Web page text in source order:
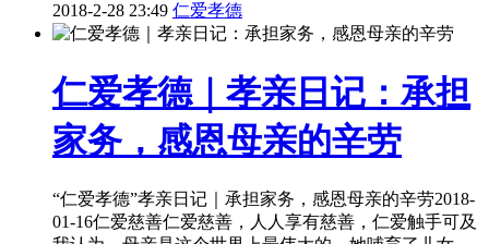
2018-2-28 23:49 仁爱孝德
仁爱孝德｜孝亲日记：承担
家务，感恩母亲的辛劳
“仁爱孝德”孝亲日记｜承担家务，感恩母亲的辛劳2018-
01-16仁爱慈善仁爱慈善，人人享有慈善，仁爱触手可及